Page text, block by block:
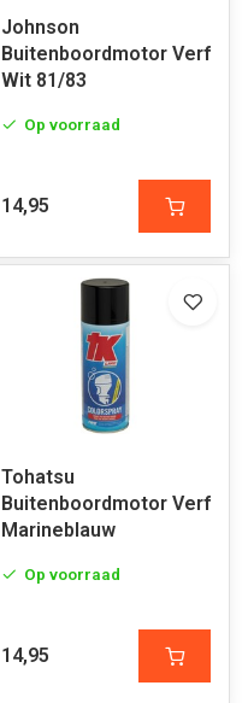
Johnson
Buitenboordmotor Verf
Wit 81/83
Op voorraad
14,95
Tohatsu
Buitenboordmotor Verf
Marineblauw
Op voorraad
14,95